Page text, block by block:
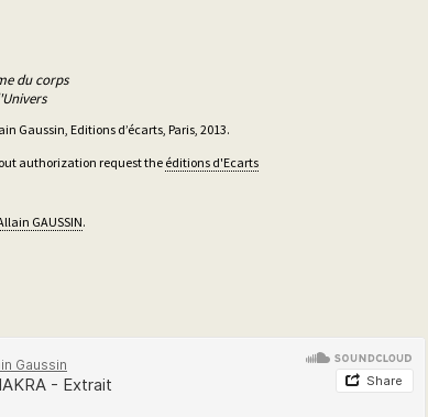
corps
Gaussin, Editions d’écarts, Paris, 2013.
authorization request the éditions d'Ecarts
GAUSSIN.